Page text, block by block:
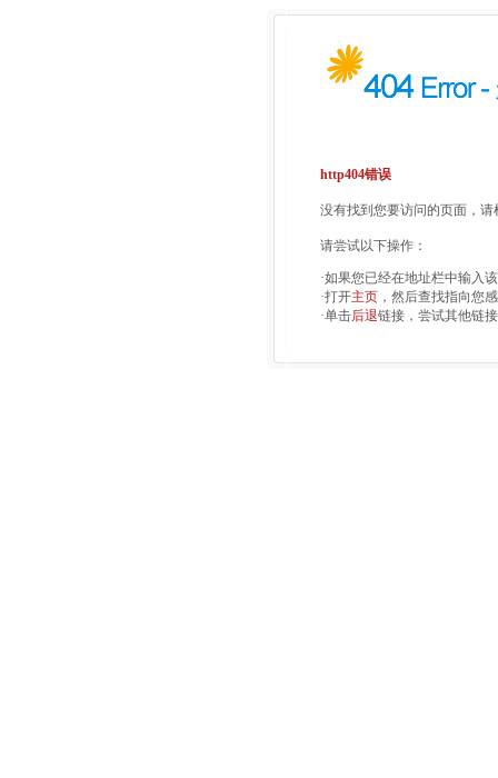
http404错误
没有找到您要访问的页面，
请尝试以下操作：
·如果您已经在地址栏中输入
·打开主页 ，然后查找指向您
·单击后退链接，尝试其他链